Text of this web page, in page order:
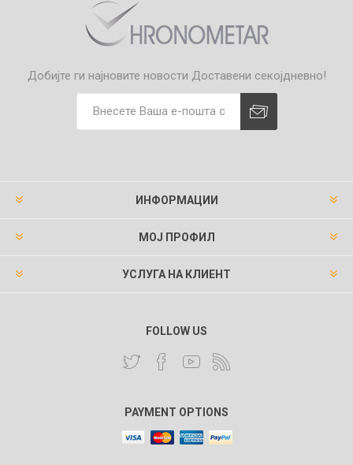
Добијте ги најновите новости Доставени секојдневно!
ИНФОРМАЦИИ
МОЈ ПРОФИЛ
УСЛУГА НА КЛИЕНТ
FOLLOW US
PAYMENT OPTIONS